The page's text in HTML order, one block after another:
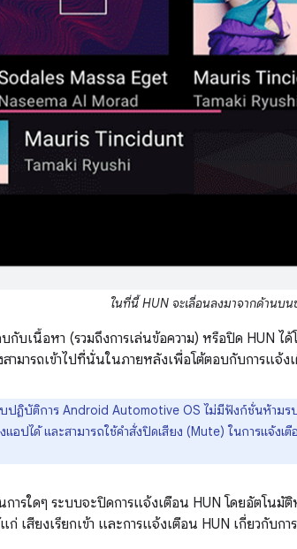
ในที่นี้ HUN จะเลื่อนลงมาจากด้านบ
บกับเนื้อหา (รวมถึงการเล่นข้อความ) หรือปิด HUN
ามารถเข้าไปที่นั่นในภายหลังเพื่อโต้ตอบกับการแจ้
ปฏิบัติการ Android Automotive OS ไม่มีฟังก์ชั่นห้ามร
อปได้ และสามารถใช้คำสั่งปิดเสียง (Mute) ในการแจ้งเ
ารใดๆ ระบบจะปิดการแจ้งเตือน HUN โดยอัตโนมั
เสียงเรียกเข้า และการแจ้งเตือน HUN เกี่ยวกับกา